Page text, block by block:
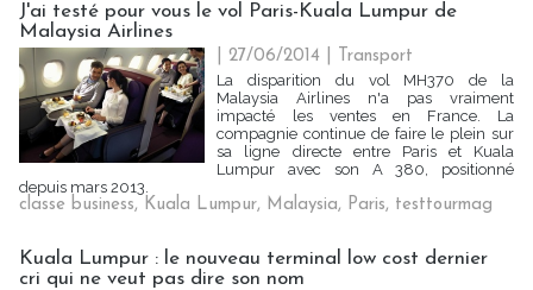
J'ai testé pour vous le vol Paris-Kuala Lumpur de
Malaysia Airlines
| 27/06/2014
Transport
La disparition du vol MH370 de la
Malaysia Airlines n'a pas vraiment
impacté les ventes en France. La
compagnie continue de faire le plein sur
sa ligne directe entre Paris et Kuala
Lumpur avec son A 380, positionné
depuis mars 2013.
classe business, Kuala Lumpur, Malaysia, Paris, testtourmag
Kuala Lumpur : le nouveau terminal low cost dernier
cri qui ne veut pas dire son nom